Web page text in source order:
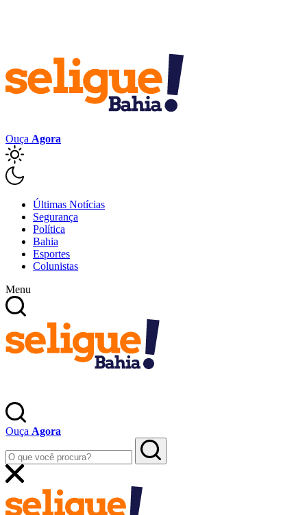
Ouça Agora
Últimas Notícias
Segurança
Política
Bahia
Esportes
Colunistas
Menu
Ouça Agora